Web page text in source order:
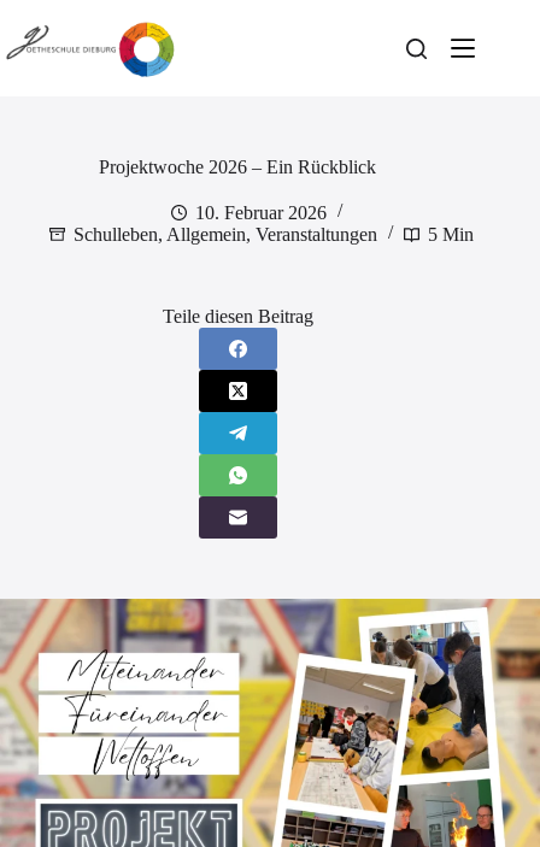
Inhalt
springen
Projektwoche 2026 – Ein Rückblick
10. Februar 2026
Schulleben, Allgemein,Veranstaltungen 5 Min
Teile diesen Beitrag